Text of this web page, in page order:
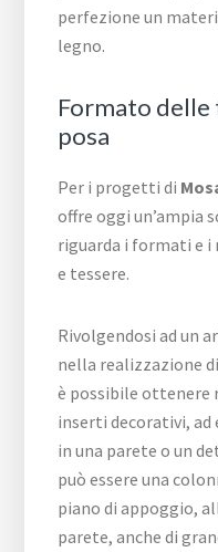
perfezione un
legno.
Formato delle
posa
Per i progetti di
offre oggi un’ampia
riguarda i formati e
e tessere.
Rivolgendosi ad un
nella realizzazione
è possibile ottenere
inserti decorativi, ad
in una parete o un
può essere una
piano di appoggio,
parete, anche di